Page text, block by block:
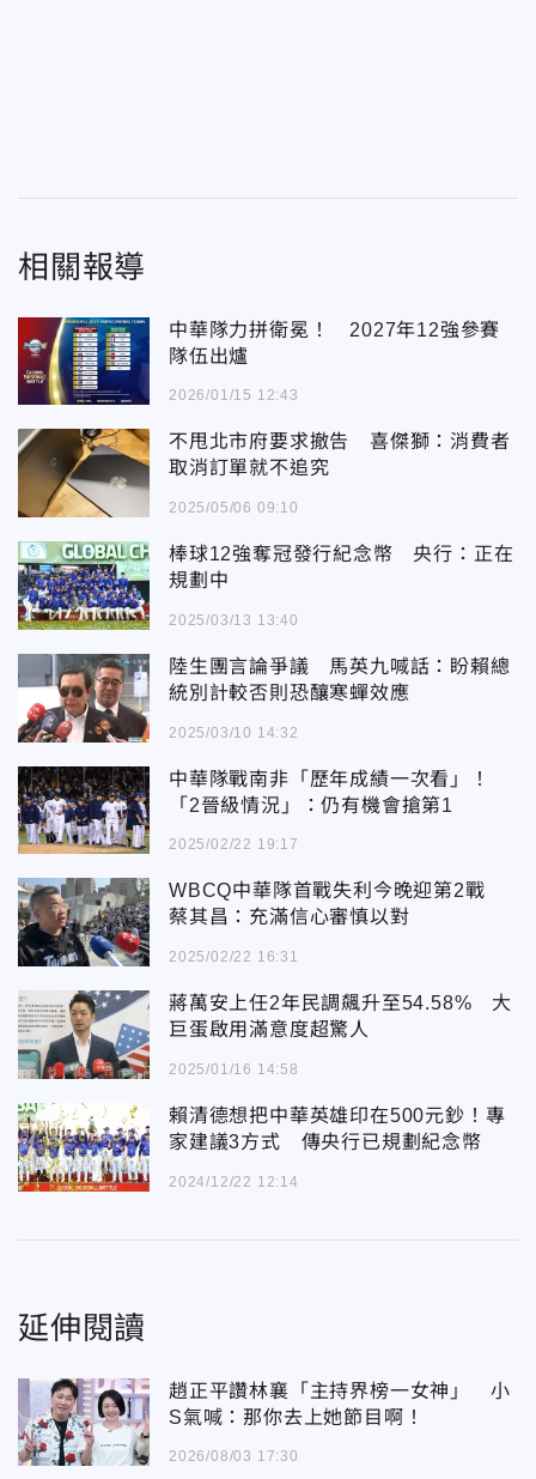
相關報導
中華隊力拼衛冕！ 2027年12強參賽
隊伍出爐
2026/01/15 12:43
不甩北市府要求撤告 喜傑獅：消費者
取消訂單就不追究
2025/05/06 09:10
棒球12強奪冠發行紀念幣 央行：正在
規劃中
2025/03/13 13:40
陸生團言論爭議 馬英九喊話：盼賴總
統別計較否則恐釀寒蟬效應
2025/03/10 14:32
中華隊戰南非「歷年成績一次看」！
「2晉級情況」：仍有機會搶第1
2025/02/22 19:17
WBCQ中華隊首戰失利今晚迎第2戰
蔡其昌：充滿信心審慎以對
2025/02/22 16:31
蔣萬安上任2年民調飆升至54.58% 大
巨蛋啟用滿意度超驚人
2025/01/16 14:58
賴清德想把中華英雄印在500元鈔！專
家建議3方式 傳央行已規劃紀念幣
2024/12/22 12:14
延伸閱讀
趙正平讚林襄「主持界榜一女神」 小
S氣喊：那你去上她節目啊！
2026/08/03 17:30